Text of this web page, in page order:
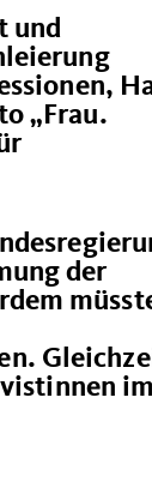
und
„Frau.
der
im